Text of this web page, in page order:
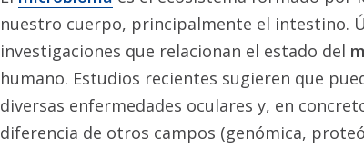
nuestro cuerpo, principalmente el intestino.
investigaciones que relacionan el estado del
humano. Estudios recientes sugieren que
diversas enfermedades oculares y, en
diferencia de otros campos (genómica,